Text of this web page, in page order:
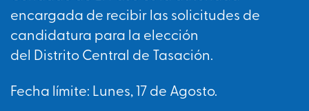
encargada de recibir las solicitudes de
candidatura para la elección
del Distrito Central de Tasación.
Fecha límite: Lunes, 17 de Agosto.